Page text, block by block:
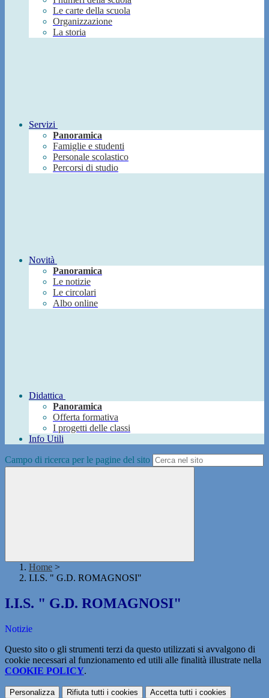
Le carte della scuola
Organizzazione
La storia
Servizi
Panoramica
Famiglie e studenti
Personale scolastico
Percorsi di studio
Novità
Panoramica
Le notizie
Le circolari
Albo online
Didattica
Panoramica
Offerta formativa
I progetti delle classi
Info Utili
Campo di ricerca per le pagine del sito
Home >
I.I.S. " G.D. ROMAGNOSI"
I.I.S. " G.D. ROMAGNOSI"
Notizie
Questo sito o gli strumenti terzi da questo utilizzati si avvalgono di
cookie necessari al funzionamento ed utili alle finalità illustrate nella
COOKIE POLICY.
Personalizza Rifiuta tutti i cookies Accetta tutti i cookies